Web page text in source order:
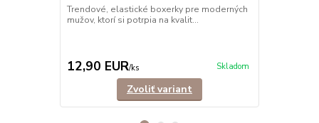
Trendové, elastické boxerky pre moderných
mužov, ktorí si potrpia na kvalit...
12,90 EUR/ks Skladom
Zvoliť variant